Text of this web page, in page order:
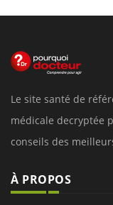
Le site santé de
médicale decryptée
conseils des
À PROPOS